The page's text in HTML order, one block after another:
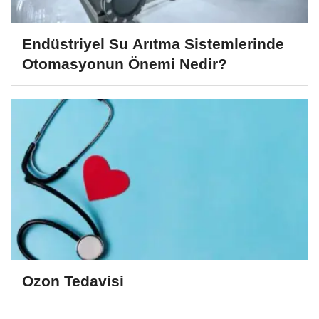
Endüstriyel Su Arıtma Sistemlerinde
Otomasyonun Önemi Nedir?
Ozon Tedavisi